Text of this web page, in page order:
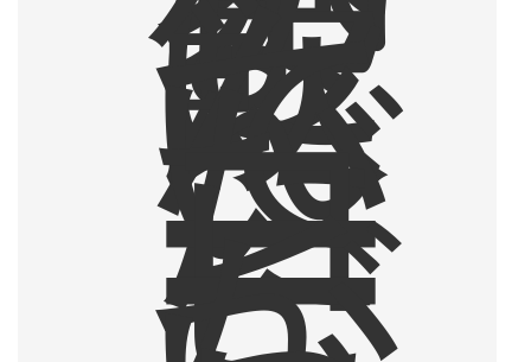
飲
ん
で
い
た
コ
ー
ヒ
ー